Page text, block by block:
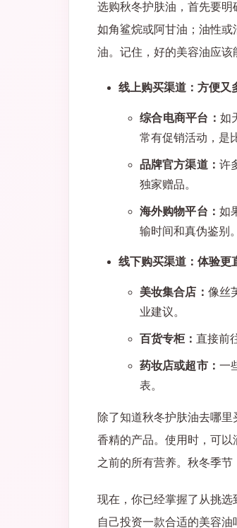
选购秋冬护肤油，首先要明
如角鲨烷或阿甘油；油性
油。记住，好的美容油应该
线上购买渠道：方便又
综合电商平台： 如
常有促销活动，是
品牌官方渠道： 许
独家赠品。
海外购物平台： 如
输时间和真伪鉴别。
线下购买渠道：体验更
美妆集合店： 像丝
业建议。
百货专柜： 直接前
药妆店或超市： 一
表。
除了知道秋冬护肤油去哪
香精的产品。使用时，可
之前的所有营养。秋冬季节
现在，你已经掌握了从挑
自己投资一款合适的美容